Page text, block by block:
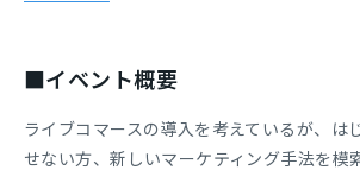
■イベント概要
ライブコマースの導入を考えているが、は
せない方、新しいマーケティング手法を模